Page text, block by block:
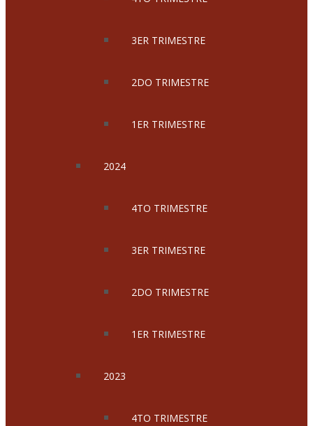
3ER TRIMESTRE
2DO TRIMESTRE
1ER TRIMESTRE
2024
4TO TRIMESTRE
3ER TRIMESTRE
2DO TRIMESTRE
1ER TRIMESTRE
2023
4TO TRIMESTRE